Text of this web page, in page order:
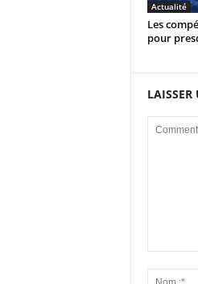
Actualité
Les
pour